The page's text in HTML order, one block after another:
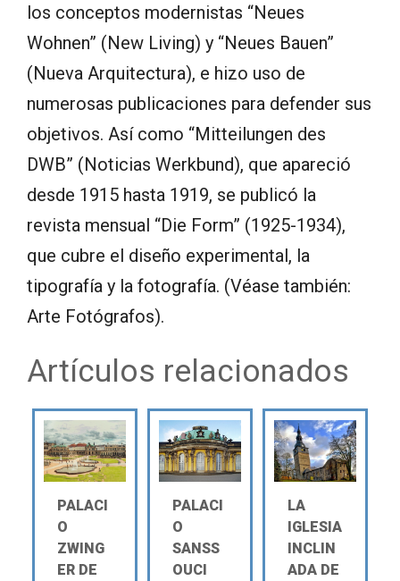
los conceptos modernistas “Neues
Wohnen” (New Living) y “Neues Bauen”
(Nueva Arquitectura), e hizo uso de
numerosas publicaciones para defender sus
objetivos. Así como “Mitteilungen des
DWB” (Noticias Werkbund), que apareció
desde 1915 hasta 1919, se publicó la
revista mensual “Die Form” (1925-1934),
que cubre el diseño experimental, la
tipografía y la fotografía. (Véase también:
Arte Fotógrafos).
Artículos relacionados
PALACI
O
ZWING
ER DE
PALACI
O
SANSS
OUCI
LA
IGLESIA
INCLIN
ADA DE